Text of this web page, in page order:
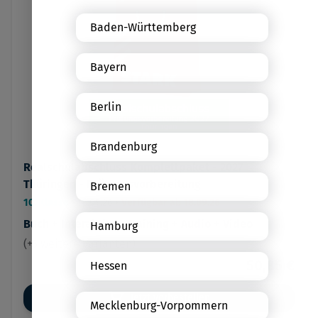
Realschulabschluss Komplettpaket - 2027
Thüringen - Prüfungsvorbereitung
10. Klasse 16.09.26•Verfügbar ab 18.09.26
Buch + Interaktives Training + Audio + Video
(+3 weitere Varianten)
Jetzt vorbestellen
Baden-Württemberg
Bayern
Berlin
Brandenburg
Bremen
Hamburg
Hessen
Mecklenburg-Vorpommern